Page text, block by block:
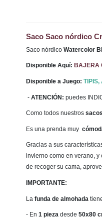
Saco Saco nórdico
Saco nórdico Watercolor
Disponible Aquí: BAJERA
Disponible a Juego: TIPIS,
- ATENCIÓN: puedes
Como todos nuestros
Es una prenda muy
Gracias a sus
invierno como en verano, y
de recoger su cama,
IMPORTANTE:
La funda de almohada
- En 1 pieza desde 50x80